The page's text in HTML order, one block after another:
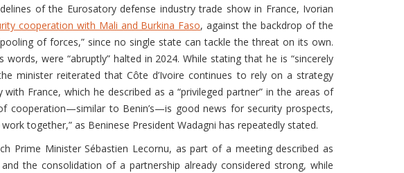
of the Eurosatory defense industry trade show in France, Ivorian
cooperation with Mali and Burkina Faso, against the backdrop of the
of forces,” since no single state can tackle the threat on its own.
were “abruptly” halted in 2024. While stating that he is “sincerely
minister reiterated that Côte d’Ivoire continues to rely on a strategy
France, which he described as a “privileged partner” in the areas of
cooperation—similar to Benin’s—is good news for security prospects,
together,” as Beninese President Wadagni has repeatedly stated.
Prime Minister Sébastien Lecornu, as part of a meeting described as
the consolidation of a partnership already considered strong, while